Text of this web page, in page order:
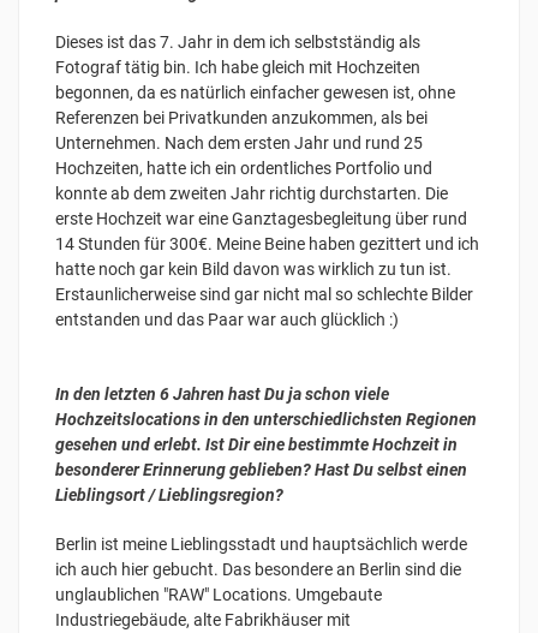
Dieses ist das 7. Jahr in dem ich selbstständig als
Fotograf tätig bin. Ich habe gleich mit Hochzeiten
begonnen, da es natürlich einfacher gewesen ist, ohne
Referenzen bei Privatkunden anzukommen, als bei
Unternehmen. Nach dem ersten Jahr und rund 25
Hochzeiten, hatte ich ein ordentliches Portfolio und
konnte ab dem zweiten Jahr richtig durchstarten. Die
erste Hochzeit war eine Ganztagesbegleitung über rund
14 Stunden für 300€. Meine Beine haben gezittert und ich
hatte noch gar kein Bild davon was wirklich zu tun ist.
Erstaunlicherweise sind gar nicht mal so schlechte Bilder
entstanden und das Paar war auch glücklich :)
In den letzten 6 Jahren hast Du ja schon viele
Hochzeitslocations in den unterschiedlichsten Regionen
gesehen und erlebt. Ist Dir eine bestimmte Hochzeit in
besonderer Erinnerung geblieben? Hast Du selbst einen
Lieblingsort / Lieblingsregion?
Berlin ist meine Lieblingsstadt und hauptsächlich werde
ich auch hier gebucht. Das besondere an Berlin sind die
unglaublichen "RAW" Locations. Umgebaute
Industriegebäude, alte Fabrikhäuser mit